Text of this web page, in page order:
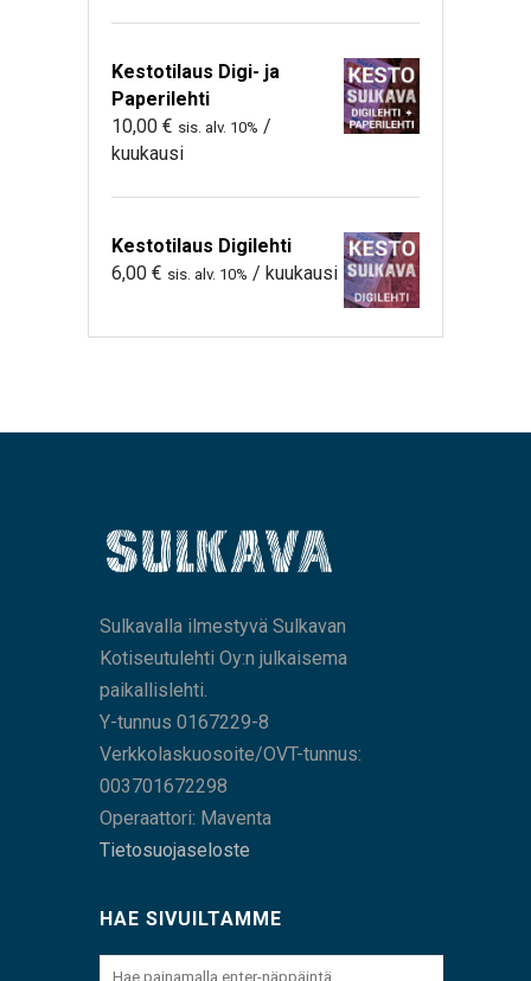
Kestotilaus Digi- ja
Paperilehti
10,00 € sis. alv. 10% /
kuukausi
Kestotilaus Digilehti
6,00 € sis. alv. 10% / kuukausi
Sulkavalla ilmestyvä Sulkavan
Kotiseutulehti Oy:n julkaisema
paikallislehti.
Y-tunnus 0167229-8
Verkkolaskuosoite/OVT-tunnus:
003701672298
Operaattori: Maventa
Tietosuojaseloste
HAE SIVUILTAMME